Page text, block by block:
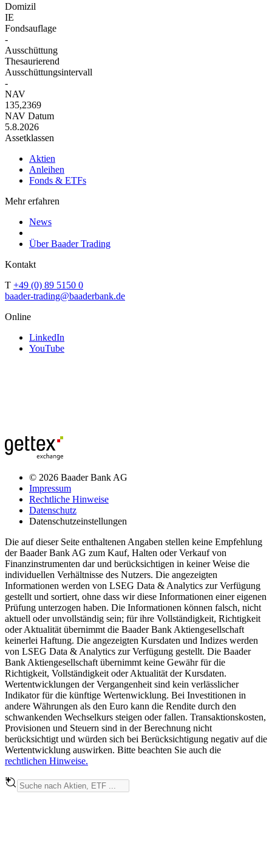
Domizil
IE
Fondsauflage
-
Ausschüttung
Thesaurierend
Ausschüttungsintervall
-
NAV
135,2369
NAV Datum
5.8.2026
Assetklassen
Aktien
Anleihen
Fonds & ETFs
Mehr erfahren
News
Über Baader Trading
Kontakt
T +49 (0) 89 5150 0
baader-trading@baaderbank.de
Online
LinkedIn
YouTube
© 2026 Baader Bank AG
Impressum
Rechtliche Hinweise
Datenschutz
Datenschutzeinstellungen
Die auf dieser Seite enthaltenen Angaben stellen keine Empfehlung
der Baader Bank AG zum Kauf, Halten oder Verkauf von
Finanzinstrumenten dar und berücksichtigen in keiner Weise die
individuellen Verhältnisse des Nutzers. Die angezeigten
Informationen werden von LSEG Data & Analytics zur Verfügung
gestellt und sortiert, ohne dass wir diese Informationen einer eigenen
Prüfung unterzogen haben. Die Informationen können falsch, nicht
aktuell oder unvollständig sein; für ihre Vollständigkeit, Richtigkeit
oder Aktualität übernimmt die Baader Bank Aktiengesellschaft
keinerlei Haftung. Die angezeigten Kursdaten und Indizes werden
von LSEG Data & Analytics zur Verfügung gestellt. Die Baader
Bank Aktiengesellschaft übernimmt keine Gewähr für die
Richtigkeit, Vollständigkeit oder Aktualität der Kursdaten.
Wertentwicklungen der Vergangenheit sind kein verlässlicher
Indikator für die künftige Wertenwicklung. Bei Investitionen in
andere Währungen als den Euro kann die Rendite durch den
schwankenden Wechselkurs steigen oder fallen. Transaktionskosten,
Provisionen und Steuern sind in der Berechnung nicht
berücksichtigt und würden sich bei Berücksichtigung negativ auf die
Wertentwicklung auswirken. Bitte beachten Sie auch die
rechtlichen Hinweise.